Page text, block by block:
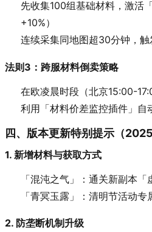
先收集100组基础材料，激活
+10%）
连续采集同地图超30分钟，
法则3：跨服材料倒卖策略
在欧凌晨时段（北京15:00-
利用「材料价差监控插件」自
四、版本更新特别提示（2025
1. 新增材料与获取方式
「混沌之气」：通关新副本
「青冥玉露」：清明节活动
2. 防垄断机制升级